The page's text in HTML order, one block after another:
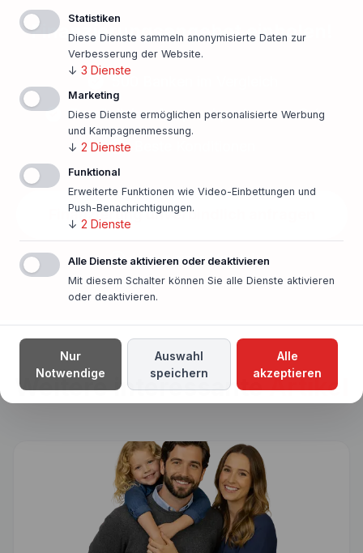
Finanzierungsangebot einholen!
Persönlicher Ansprechpartner vor Ort
Finanzierung unverbindlich anfragen
In nur einer Minute!
Weitere interessanteArtikel
Statistiken
Diese Dienste sammeln anonymisierte Daten zur
Verbesserung der Website.
↓ 3 Dienste
Marketing
Diese Dienste ermöglichen personalisierte Werbung
und Kampagnenmessung.
↓ 2 Dienste
Funktional
Erweiterte Funktionen wie Video-Einbettungen und
Push-Benachrichtigungen.
↓ 2 Dienste
Alle Dienste aktivieren oder deaktivieren
Mit diesem Schalter können Sie alle Dienste aktivieren
oder deaktivieren.
Nur
Notwendige
Auswahl
speichern
Alle
akzeptieren